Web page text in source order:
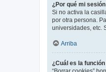
¿Por qué mi
Si no activa la
por otra persona.
universidades, etc.
Arriba
¿Cuál es la